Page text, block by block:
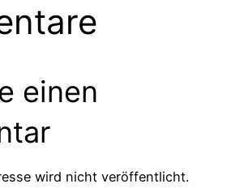
einen
wird nicht veröffentlicht.